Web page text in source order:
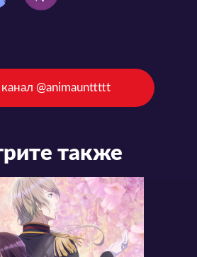
@animaunttttt
также